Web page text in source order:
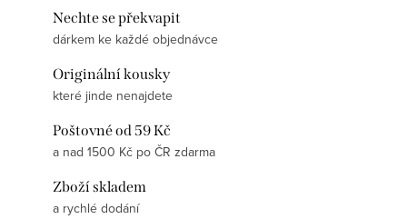
Nechte se překvapit
dárkem ke každé objednávce
Originální kousky
které jinde nenajdete
Poštovné od 59 Kč
a nad 1500 Kč po ČR zdarma
Zboží skladem
a rychlé dodání